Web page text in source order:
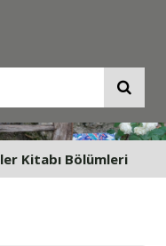
Kitabı Bölümleri